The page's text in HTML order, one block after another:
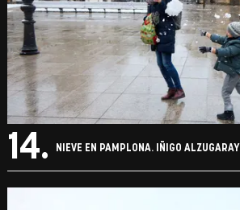
14. NIEVE EN PAMPLONA. IÑIGO ALZUGARAY